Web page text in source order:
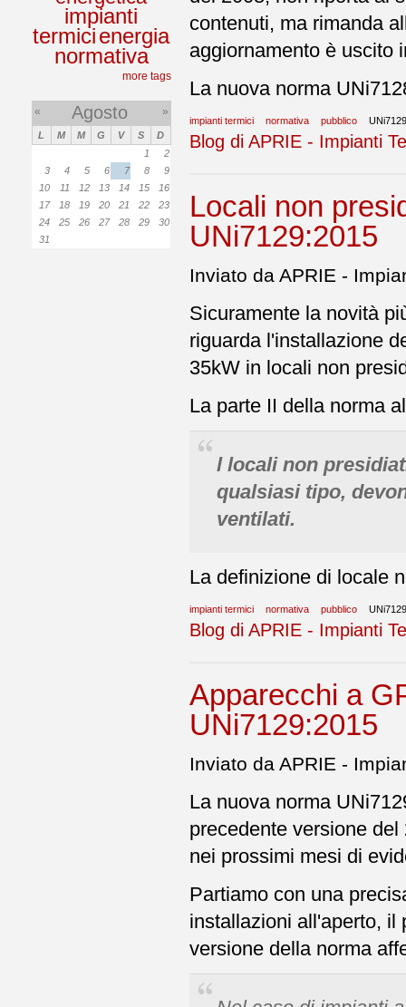
impianti
termicienergia
normativa
more tags
« Agosto »
L M M G V S
D
1
2
3
4 5 6 7 8
9
10
11 12 13 14 15
16
17
18 19 20 21 22
23
24
25 26 27 28 29
30
31
contenuti, ma rimanda
aggiornamento è uscito
La nuova norma
impianti termici normativa pubblico
Blog di APRIE - Impianti
Locali non
UNi7129:2015
Inviato da APRIE -
Sicuramente la novità
riguarda l'installazione
35kW in locali non
La parte II della norma
l locali non
qualsiasi tipo,
ventilati.
La definizione di locale
impianti termici normativa pubblico
Blog di APRIE - Impianti
Apparecchi a
UNi7129:2015
Inviato da APRIE -
La nuova norma
precedente versione
nei prossimi mesi di
Partiamo con una
installazioni all'aperto,
versione della norma